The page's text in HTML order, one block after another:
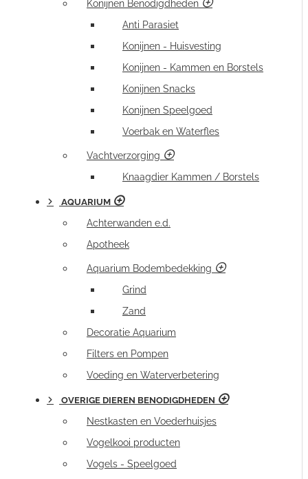
Konijnen Benodigdheden
Anti Parasiet
Konijnen - Huisvesting
Konijnen - Kammen en Borstels
Konijnen Snacks
Konijnen Speelgoed
Voerbak en Waterfles
Vachtverzorging
Knaagdier Kammen / Borstels
AQUARIUM
Achterwanden e.d.
Apotheek
Aquarium Bodembedekking
Grind
Zand
Decoratie Aquarium
Filters en Pompen
Voeding en Waterverbetering
OVERIGE DIEREN BENODIGDHEDEN
Nestkasten en Voederhuisjes
Vogelkooi producten
Vogels - Speelgoed